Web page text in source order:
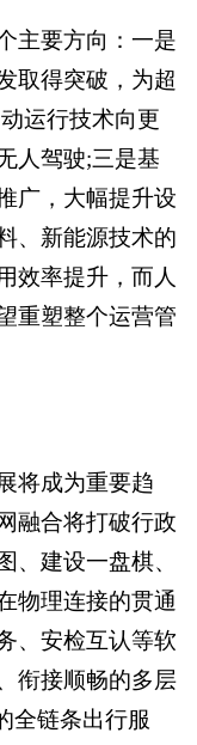
主要方向：一是
取得突破，为超
运行技术向更
人驾驶;三是基
广，大幅提升设
、新能源技术的
效率提升，而人
重塑整个运营管
将成为重要趋
融合将打破行政
、建设一盘棋、
物理连接的贯通
、安检互认等软
衔接顺畅的多层
全链条出行服